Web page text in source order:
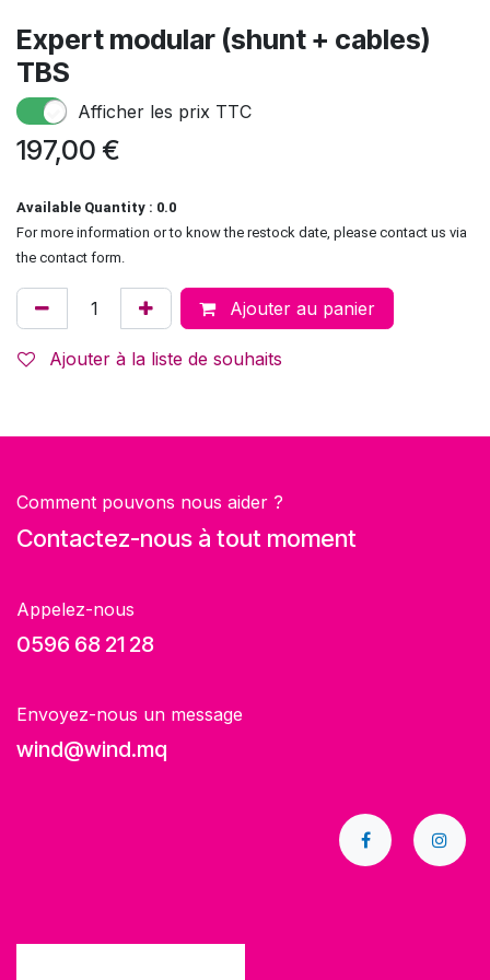
Expert modular (shunt + cables)
TBS
Afficher les prix TTC
197,00 €
Available Quantity : 0.0
For more information or to know the restock date, please contact us via
the contact form.
Ajouter au panier
Ajouter à la liste de souhaits
Comment pouvons nous aider ?
Contactez-nous à tout moment
Appelez-nous
0596 68 21 28
Envoyez-nous un message
wind@wind.mq